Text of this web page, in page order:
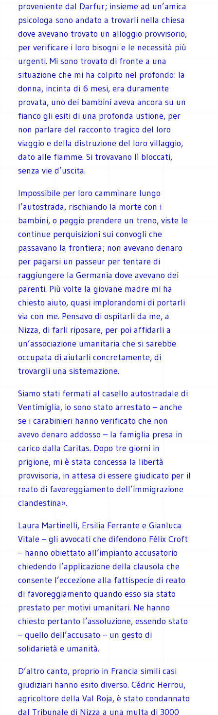
proveniente dal Darfur; insieme ad un’amica
psicologa sono andato a trovarli nella chiesa
dove avevano trovato un alloggio provvisorio,
per verificare i loro bisogni e le necessità più
urgenti. Mi sono trovato di fronte a una
situazione che mi ha colpito nel profondo: la
donna, incinta di 6 mesi, era duramente
provata, uno dei bambini aveva ancora su un
fianco gli esiti di una profonda ustione, per
non parlare del racconto tragico del loro
viaggio e della distruzione del loro villaggio,
dato alle fiamme. Si trovavano lì bloccati,
senza vie d’uscita.
Impossibile per loro camminare lungo
l’autostrada, rischiando la morte con i
bambini, o peggio prendere un treno, viste le
continue perquisizioni sui convogli che
passavano la frontiera; non avevano denaro
per pagarsi un passeur per tentare di
raggiungere la Germania dove avevano dei
parenti. Più volte la giovane madre mi ha
chiesto aiuto, quasi implorandomi di portarli
via con me. Pensavo di ospitarli da me, a
Nizza, di farli riposare, per poi affidarli a
un’associazione umanitaria che si sarebbe
occupata di aiutarli concretamente, di
trovargli una sistemazione.
Siamo stati fermati al casello autostradale di
Ventimiglia, io sono stato arrestato – anche
se i carabinieri hanno verificato che non
avevo denaro addosso – la famiglia presa in
carico dalla Caritas. Dopo tre giorni in
prigione, mi è stata concessa la libertà
provvisoria, in attesa di essere giudicato per il
reato di favoreggiamento dell’immigrazione
clandestina».
Laura Martinelli, Ersilia Ferrante e Gianluca
Vitale – gli avvocati che difendono Félix Croft
– hanno obiettato all’impianto accusatorio
chiedendo l’applicazione della clausola che
consente l’eccezione alla fattispecie di reato
di favoreggiamento quando esso sia stato
prestato per motivi umanitari. Ne hanno
chiesto pertanto l’assoluzione, essendo stato
– quello dell’accusato – un gesto di
solidarietà e umanità.
D’altro canto, proprio in Francia simili casi
giudiziari hanno esito diverso. Cédric Herrou,
agricoltore della Val Roja, è stato condannato
dal Tribunale di Nizza a una multa di 3000